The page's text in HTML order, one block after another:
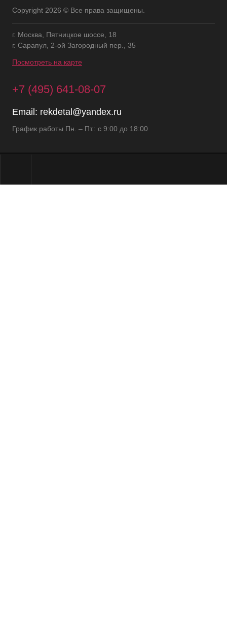
Copyright 2026 © Все права защищены.
г. Москва, Пятницкое шоссе, 18
г. Сарапул, 2-ой Загородный пер., 35
Посмотреть на карте
+7 (495) 641-08-07
Email: rekdetal@yandex.ru
График работы Пн. – Пт.: с 9:00 до 18:00